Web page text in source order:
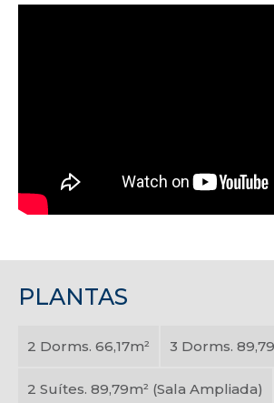
PLANTAS
2 Dorms. 66,17m² 3 Dorms.
2 Suítes. 89,79m² (Sala Ampliada)